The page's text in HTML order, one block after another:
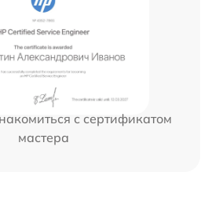
с сертификатом
мастера